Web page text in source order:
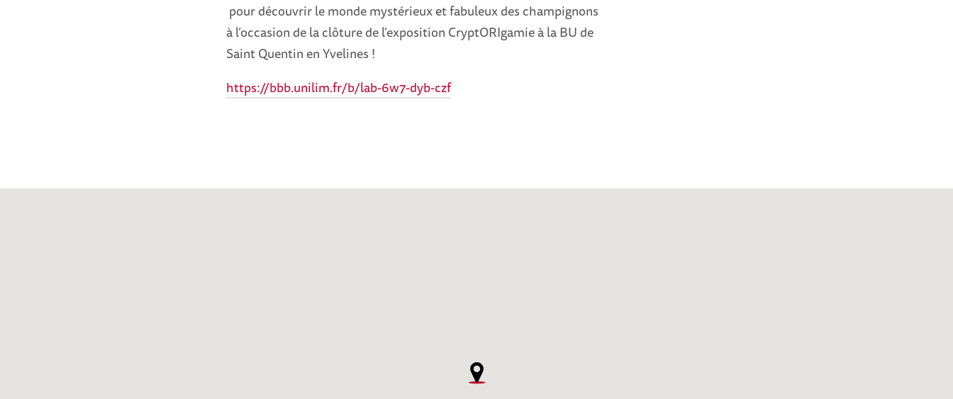
pour découvrir le monde mystérieux et fabuleux des champignons
à l’occasion de la clôture de l’exposition CryptORIgamie à la BU de
Saint Quentin en Yvelines !
https://bbb.unilim.fr/b/lab-6w7-dyb-czf